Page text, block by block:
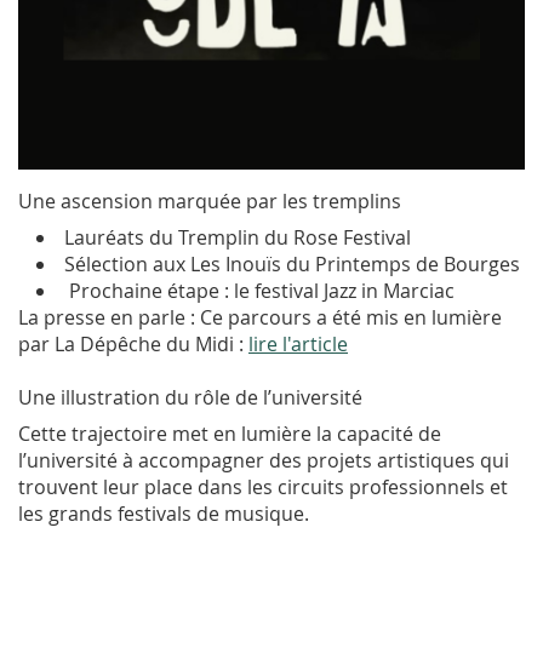
Une ascension marquée par les tremplins
Lauréats du Tremplin du Rose Festival
Sélection aux Les Inouïs du Printemps de Bourges
Prochaine étape : le festival Jazz in Marciac
La presse en parle : Ce parcours a été mis en lumière
par La Dépêche du Midi : lire l'article
Une illustration du rôle de l’université
Cette trajectoire met en lumière la capacité de
l’université à accompagner des projets artistiques qui
trouvent leur place dans les circuits professionnels et
les grands festivals de musique.